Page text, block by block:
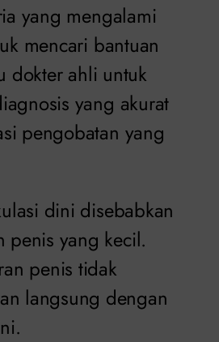
yang mengalami
mencari bantuan
dokter ahli untuk
yang akurat
pengobatan yang
dini disebabkan
penis yang kecil.
penis tidak
langsung dengan